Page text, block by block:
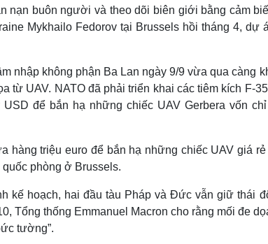
nạn buôn người và theo dõi biên giới bằng cảm
Mykhailo Fedorov tại Brussels hồi tháng 4, dự
nhập không phận Ba Lan ngày 9/9 vừa qua càng
từ UAV. NATO đã phải triển khai các tiêm kích F-
để bắn hạ những chiếc UAV Gerbera vốn
hàng triệu euro để bắn hạ những chiếc UAV giá
phòng ở Brussels.
kế hoạch, hai đầu tàu Pháp và Đức vẫn giữ thái
Tổng thống Emmanuel Macron cho rằng mối đe
tường”.